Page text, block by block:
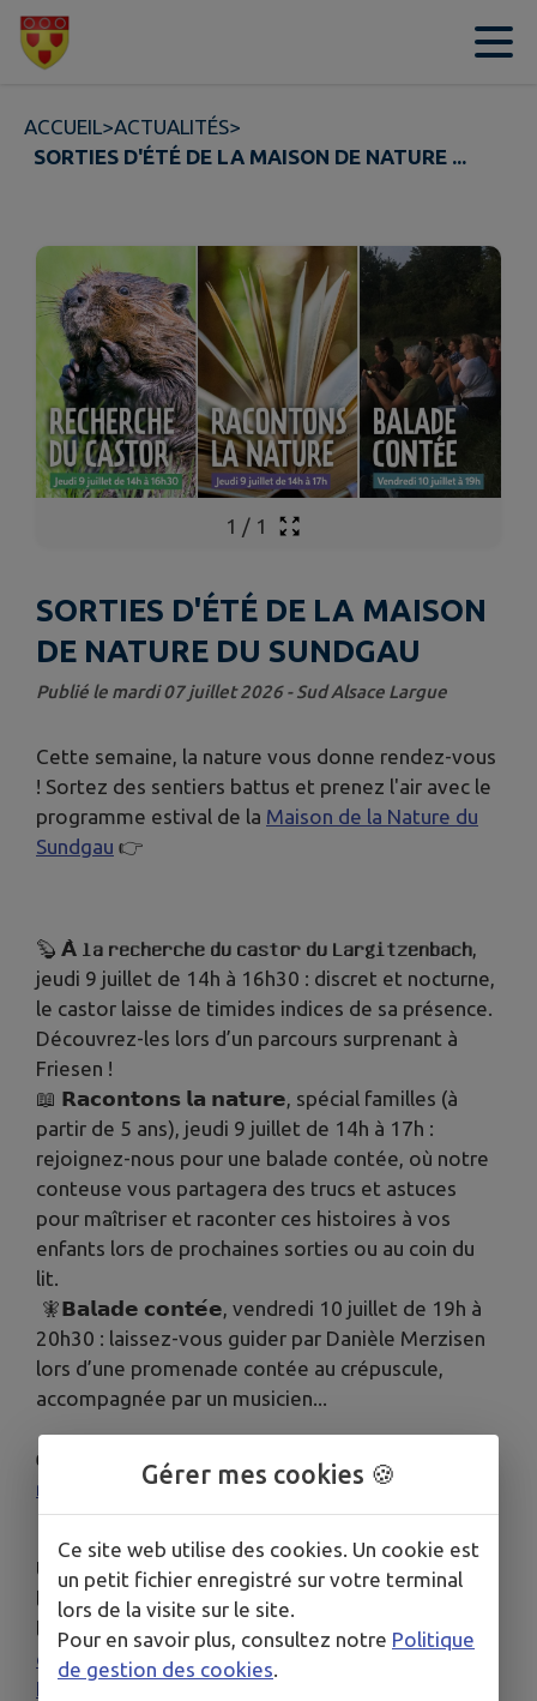
Contenu
ACCUEIL>ACTUALITÉS>
SORTIES D'ÉTÉ DE LA MAISON DE NATURE ...
1 / 1
SORTIES D'ÉTÉ DE LA MAISON
DE NATURE DU SUNDGAU
Publié le mardi 07 juillet 2026 - Sud Alsace Largue
Cette semaine, la nature vous donne rendez-vous
! Sortez des sentiers battus et prenez l'air avec le
programme estival de la Maison de la Nature du
Sundgau 👉
🦫 𝗔̀ 𝗹𝗮 𝗿𝗲𝗰𝗵𝗲𝗿𝗰𝗵𝗲 𝗱𝘂 𝗰𝗮𝘀𝘁𝗼𝗿 𝗱𝘂 𝗟𝗮𝗿𝗴𝗶𝘁𝘇𝗲𝗻𝗯𝗮𝗰𝗵,
jeudi 9 juillet de 14h à 16h30 : discret et nocturne,
le castor laisse de timides indices de sa présence.
Découvrez-les lors d’un parcours surprenant à
Friesen !
📖 𝗥𝗮𝗰𝗼𝗻𝘁𝗼𝗻𝘀 𝗹𝗮 𝗻𝗮𝘁𝘂𝗿𝗲, spécial familles (à
partir de 5 ans), jeudi 9 juillet de 14h à 17h :
rejoignez-nous pour une balade contée, où notre
conteuse vous partagera des trucs et astuces
pour maîtriser et raconter ces histoires à vos
enfants lors de prochaines sorties ou au coin du
lit.
🧚𝗕𝗮𝗹𝗮𝗱𝗲 𝗰𝗼𝗻𝘁𝗲́𝗲, vendredi 10 juillet de 19h à
20h30 : laissez-vous guider par Danièle Merzisen
lors d’une promenade contée au crépuscule,
accompagnée par un musicien...
👉 I nscription obligatoire :
https://www.maison-
nature-sundgau.org/grand-public/
Un programme estival en partenariat avec
la
Communauté de communes Sud Alsace Largue
la
Communauté de Communes Sundgau , l'Office
de Tourisme du Sundgau, Sud Alsace
Caf du
Haut-Rhin
Gérer mes cookies 🍪
Ce site web utilise des cookies. Un cookie est
un petit fichier enregistré sur votre terminal
lors de la visite sur le site.
Pour en savoir plus, consultez notre Politique
de gestion des cookies